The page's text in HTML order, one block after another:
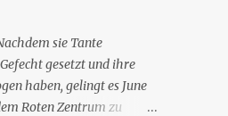
Platz einer Frau”, das
für eine
deren oberstes Gut
ist. June und andere
sie Tante
gesetzt und ihre
haben, gelingt es June
Roten Zentrum zu